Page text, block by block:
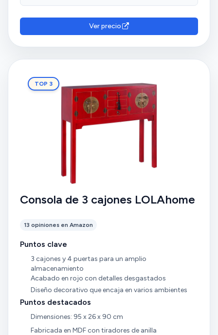
Ver precio
TOP 3
Consola de 3 cajones LOLAhome
13 opiniones en Amazon
Puntos clave
3 cajones y 4 puertas para un amplio
almacenamiento
Acabado en rojo con detalles desgastados
Diseño decorativo que encaja en varios ambientes
Puntos destacados
Dimensiones: 95 x 26 x 90 cm
Fabricada en MDF con tiradores de anilla